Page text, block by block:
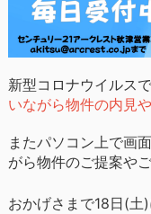
新型コロナウイルス
いながら物件の内見
またパソコン上で画
がら物件のご提案や
おかげさまで18日(土